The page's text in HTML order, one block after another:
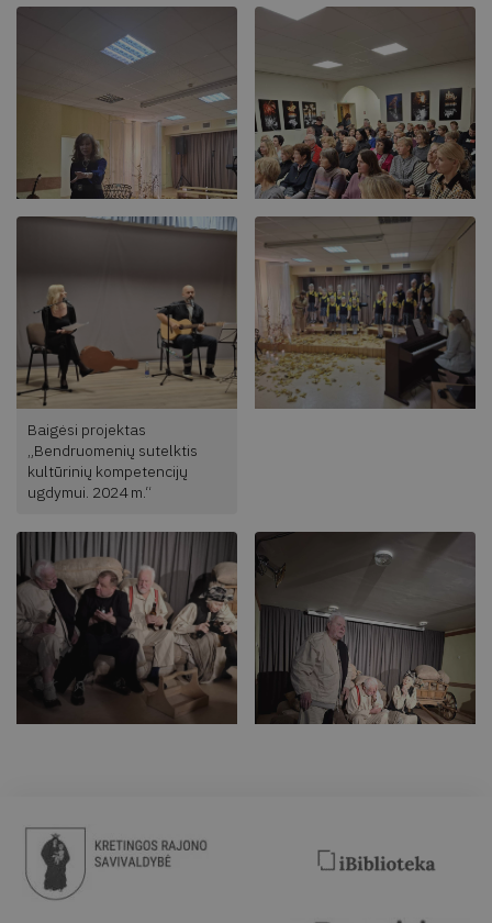
Baigėsi projektas
„Bendruomenių sutelktis
kultūrinių kompetencijų
ugdymui. 2024 m.“